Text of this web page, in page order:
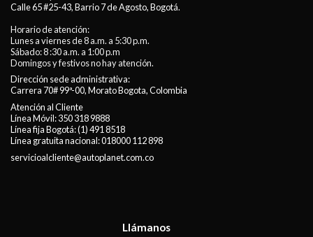
Calle 65 #25-43, Barrio 7 de Agosto, Bogotá.
Horario de atención:
Lunes a viernes de 8 a.m. a 5:30 p.m.
Sábado: 8 :30 a.m. a 1:00 p.m
Domingos y festivos no hay atención.
Dirección sede administrativa:
Carrera 70# 99ª-00, Morato Bogota, Colombia
Atención al Cliente
Línea Móvil:350 318 9888
Línea fija Bogotá:(1) 491 8518
Línea gratuita nacional:018000 112 898
servicioalcliente@autoplanet.com.co
Llámanos